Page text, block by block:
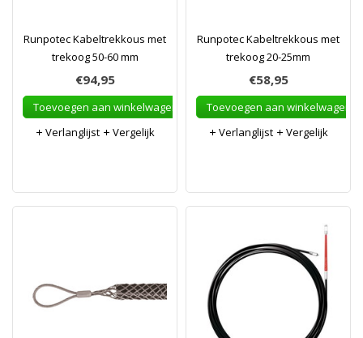
Runpotec Kabeltrekkous met
trekoog 50-60 mm
€94,95
Toevoegen aan winkelwagen
Verlanglijst
Vergelijk
Runpotec Kabeltrekkous met
trekoog 20-25mm
€58,95
Toevoegen aan winkelwagen
Verlanglijst
Vergelijk